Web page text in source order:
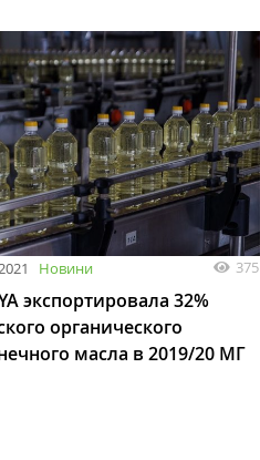
Новини 375
экспортировала 32%
органического
масла в 2019/20 МГ